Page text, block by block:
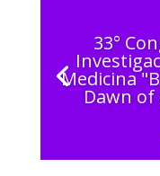
33°
Medicina
Dawn of